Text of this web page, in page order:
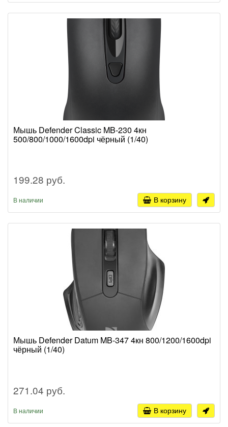
Мышь Defender Classic MB-230 4кн
500/800/1000/1600dpi чёрный (1/40)
199.28 руб.
В наличии В корзину
Мышь Defender Datum MB-347 4кн 800/1200/1600dpi
чёрный (1/40)
271.04 руб.
В наличии В корзину